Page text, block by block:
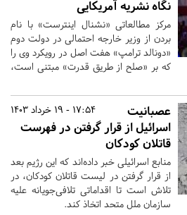
نگاه نشریه آمریکایی
مرکز مطالعاتی «نشنال اینترست» با نام
بردن از وزیر خارجه احتمالی در دولت دوم
«دونالد ترامپ» هفت اصل در رویکرد وی را
که بر «صلح از طریق قدرت» مبتنی است،
17:54 - 19 خرداد 1403
عصبانیت
اسرائیل از قرار گرفتن در فهرست
قاتلان کودکان
منابع اسرائیلی خبر داده‌اند که این رژیم بعد
از قرار گرفتن در لیست قاتلان کودکان، در
تلاش است تا اقداماتی تلافی‌جویانه علیه
سازمان ملل متحد اتخاذ کند.